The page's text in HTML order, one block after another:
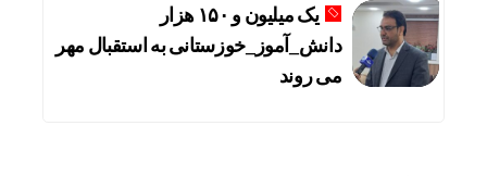
یک میلیون و ۱۵۰ هزار
دانش_آموز_خوزستانی به استقبال مهر
می روند